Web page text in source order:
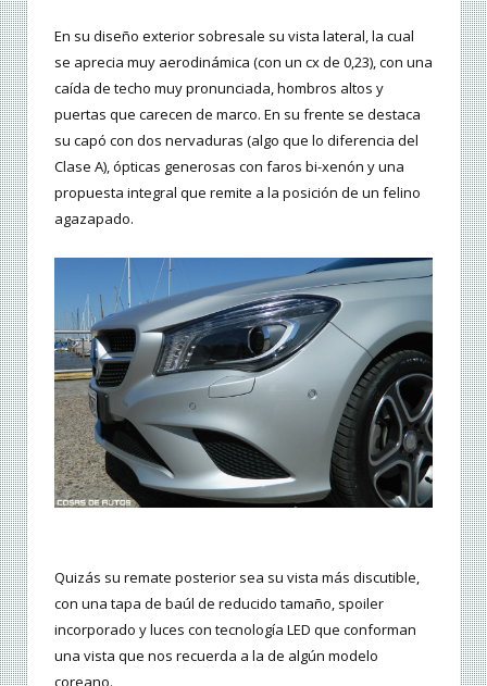
En su diseño exterior sobresale su vista lateral, la cual
se aprecia muy aerodinámica (con un cx de 0,23), con una
caída de techo muy pronunciada, hombros altos y
puertas que carecen de marco. En su frente se destaca
su capó con dos nervaduras (algo que lo diferencia del
Clase A), ópticas generosas con faros bi-xenón y una
propuesta integral que remite a la posición de un felino
agazapado.
Quizás su remate posterior sea su vista más discutible,
con una tapa de baúl de reducido tamaño, spoiler
incorporado y luces con tecnología LED que conforman
una vista que nos recuerda a la de algún modelo